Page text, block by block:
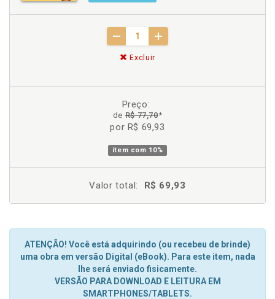
Excluir
Preço:
deR$ 77,70*
por R$ 69,93
item com 10%
Valor total: R$ 69,93
ATENÇÃO! Você está adquirindo (ou recebeu de brinde)
uma obra em versão Digital (eBook). Para este item, nada
lhe será enviado fisicamente.
VERSÃO PARA DOWNLOAD E LEITURA EM
SMARTPHONES/TABLETS.